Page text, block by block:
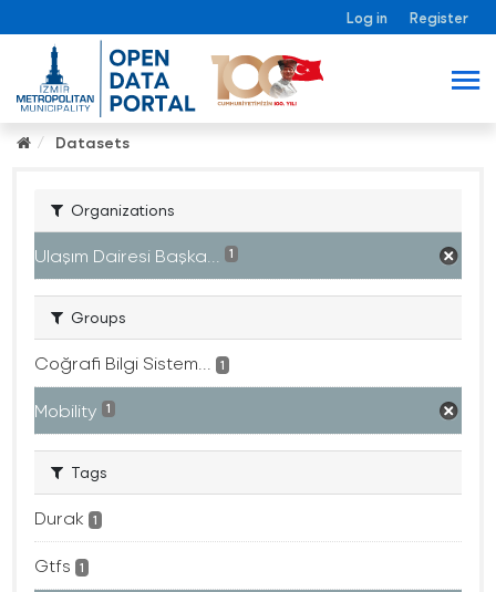
Log in Register
Datasets
Organizations
Ulaşım Dairesi Başka... 1
Groups
Coğrafi Bilgi Sistem... 1
Mobility 1
Tags
Durak 1
Gtfs 1